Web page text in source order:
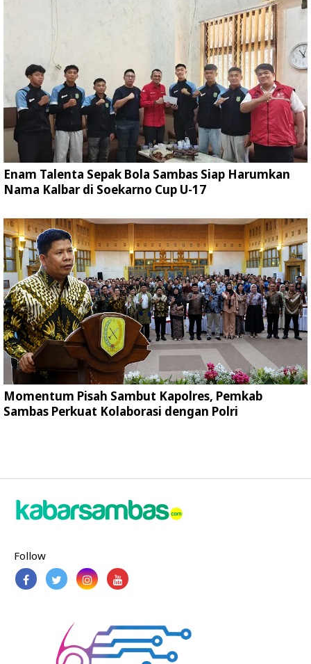
Enam Talenta Sepak Bola Sambas Siap Harumkan
Nama Kalbar di Soekarno Cup U-17
Momentum Pisah Sambut Kapolres, Pemkab
Sambas Perkuat Kolaborasi dengan Polri
Follow